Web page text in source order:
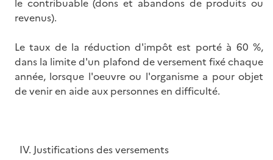
le contribuable (dons et abandons de produits ou
revenus).
Le taux de la réduction d'impôt est porté à 60 %,
dans la limite d'un plafond de versement fixé chaque
année, lorsque l'oeuvre ou l'organisme a pour objet
de venir en aide aux personnes en difficulté.
IV. Justifications des versements